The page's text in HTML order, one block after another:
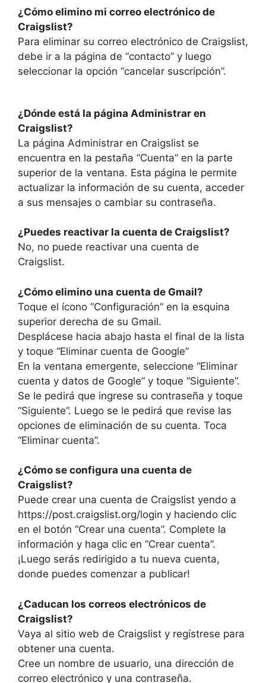
¿Cómo elimino mi correo electrónico de
Craigslist?
Para eliminar su correo electrónico de Craigslist,
debe ir a la página de “contacto” y luego
seleccionar la opción “cancelar suscripción”.
¿Dónde está la página Administrar en
Craigslist?
La página Administrar en Craigslist se
encuentra en la pestaña “Cuenta” en la parte
superior de la ventana. Esta página le permite
actualizar la información de su cuenta, acceder
a sus mensajes o cambiar su contraseña.
¿Puedes reactivar la cuenta de Craigslist?
No, no puede reactivar una cuenta de
Craigslist.
¿Cómo elimino una cuenta de Gmail?
Toque el ícono “Configuración” en la esquina
superior derecha de su Gmail.
Desplácese hacia abajo hasta el final de la lista
y toque “Eliminar cuenta de Google”
En la ventana emergente, seleccione “Eliminar
cuenta y datos de Google” y toque “Siguiente”.
Se le pedirá que ingrese su contraseña y toque
“Siguiente”. Luego se le pedirá que revise las
opciones de eliminación de su cuenta. Toca
“Eliminar cuenta”.
¿Cómo se configura una cuenta de
Craigslist?
Puede crear una cuenta de Craigslist yendo a
https://post.craigslist.org/login y haciendo clic
en el botón “Crear una cuenta”. Complete la
información y haga clic en “Crear cuenta”.
¡Luego serás redirigido a tu nueva cuenta,
donde puedes comenzar a publicar!
¿Caducan los correos electrónicos de
Craigslist?
Vaya al sitio web de Craigslist y regístrese para
obtener una cuenta.
Cree un nombre de usuario, una dirección de
correo electrónico y una contraseña.